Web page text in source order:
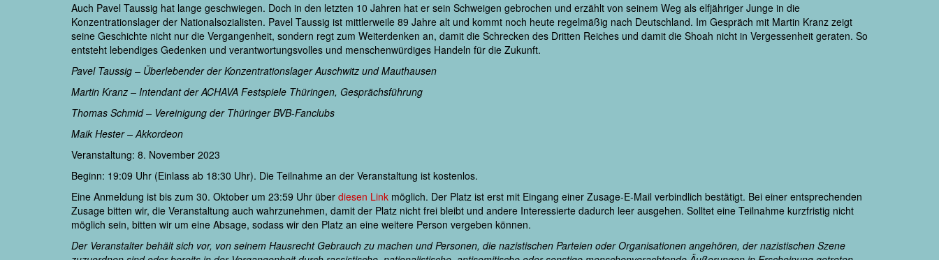
Auch Pavel Taussig hat lange geschwiegen. Doch in den letzten 10 Jahren hat er sein Schweigen gebrochen und erzählt von seinem Weg als elfjähriger Junge in die
Konzentrationslager der Nationalsozialisten. Pavel Taussig ist mittlerweile 89 Jahre alt und kommt noch heute regelmäßig nach Deutschland. Im Gespräch mit Martin Kranz zeigt
seine Geschichte nicht nur die Vergangenheit, sondern regt zum Weiterdenken an, damit die Schrecken des Dritten Reiches und damit die Shoah nicht in Vergessenheit geraten. So
entsteht lebendiges Gedenken und verantwortungsvolles und menschenwürdiges Handeln für die Zukunft.
Pavel Taussig – Überlebender der Konzentrationslager Auschwitz und Mauthausen
Martin Kranz – Intendant der ACHAVA Festspiele Thüringen, Gesprächsführung
Thomas Schmid – Vereinigung der Thüringer BVB-Fanclubs
Maik Hester – Akkordeon
Veranstaltung: 8. November 2023
Beginn: 19:09 Uhr (Einlass ab 18:30 Uhr). Die Teilnahme an der Veranstaltung ist kostenlos.
Eine Anmeldung ist bis zum 30. Oktober um 23:59 Uhr über diesen Link möglich. Der Platz ist erst mit Eingang einer Zusage-E-Mail verbindlich bestätigt. Bei einer entsprechenden
Zusage bitten wir, die Veranstaltung auch wahrzunehmen, damit der Platz nicht frei bleibt und andere Interessierte dadurch leer ausgehen. Solltet eine Teilnahme kurzfristig nicht
möglich sein, bitten wir um eine Absage, sodass wir den Platz an eine weitere Person vergeben können.
Der Veranstalter behält sich vor, von seinem Hausrecht Gebrauch zu machen und Personen, die nazistischen Parteien oder Organisationen angehören, der nazistischen Szene